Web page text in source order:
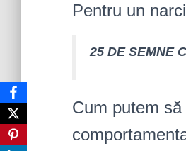
Pentru un
25 DE SEMNE
Cum putem